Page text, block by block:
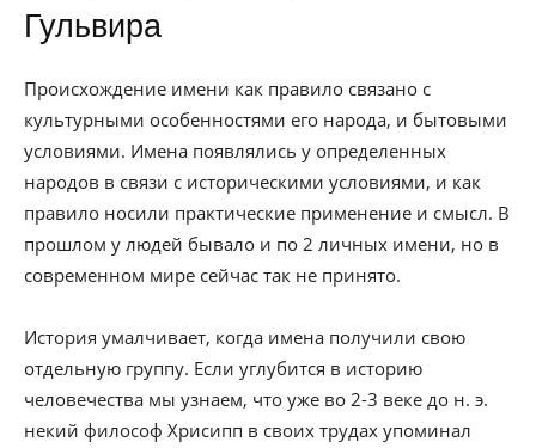
Гульвира
Происхождение имени как правило связано с
культурными особенностями его народа, и бытовыми
условиями. Имена появлялись у определенных
народов в связи с историческими условиями, и как
правило носили практические применение и смысл. В
прошлом у людей бывало и по 2 личных имени, но в
современном мире сейчас так не принято.
История умалчивает, когда имена получили свою
отдельную группу. Если углубится в историю
человечества мы узнаем, что уже во 2-3 веке до н. э.
некий философ Хрисипп в своих трудах упоминал